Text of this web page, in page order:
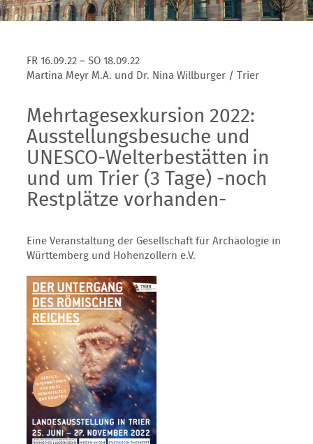
Kontakt
FR 16.09.22 – SO 18.09.22
Martina Meyr M.A. und Dr. Nina Willburger / Trier
Mehrtagesexkursion 2022:
Ausstellungsbesuche und
UNESCO-Welterbestätten in
und um Trier (3 Tage) -noch
Restplätze vorhanden-
Eine Veranstaltung der Gesellschaft für Archäologie in
Württemberg und Hohenzollern e.V.